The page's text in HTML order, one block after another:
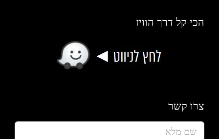
הכי קל דרך הוויז
צרו קשר